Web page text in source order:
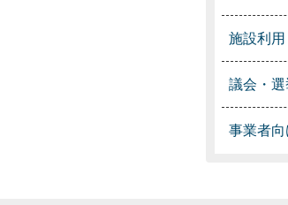
施設利用
議会・選
事業者向